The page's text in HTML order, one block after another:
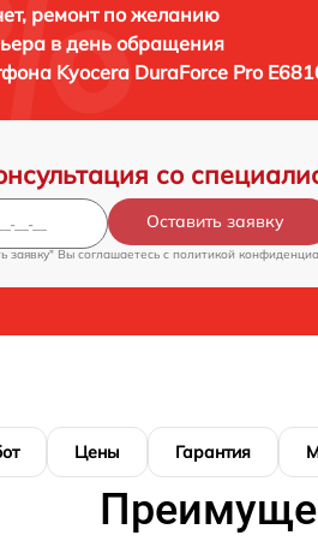
ремонт по желанию
в день обращения
Kyocera DuraForce Pro
со
Оставить заявку
заявку" Вы соглашаетесь c политикой
Цены Гарантия